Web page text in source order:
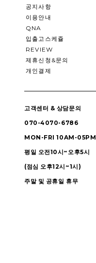
공지사항
이용안내
QNA
입출고스케쥴
REVIEW
제휴신청&문의
개인결제
고객센터 & 상담문의
070-4070-6786
MON-FRI 10AM-05PM
평일 오전10시~오후5시
(점심 오후12시~1시)
주말 및 공휴일 휴무